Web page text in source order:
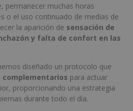
permanecer muchas horas
o el uso continuado de medias de
la aparición de sensación de
y falta de confort en las
diseñado un protocolo que
para actuar
proporcionando una estrategia
durante todo el día.